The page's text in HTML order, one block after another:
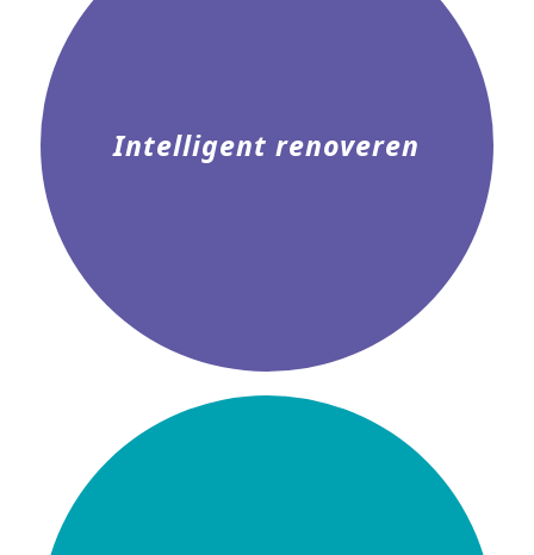
Intelligent renoveren